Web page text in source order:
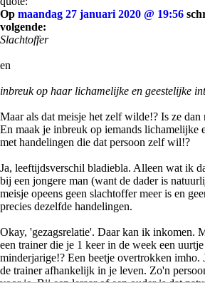
Op maandag 27 januari 2020 @ 19:56
volgende:
Slachtoffer
en
inbreuk op haar lichamelijke en geestelijke
Maar als dat meisje het zelf wilde!? Is ze dan
En maak je inbreuk op iemands lichamelijke
met handelingen die dat persoon zelf wil!?
Ja, leeftijdsverschil bladiebla. Alleen wat ik
bij een jongere man (want de dader is
meisje opeens geen slachtoffer meer is en
precies dezelfde handelingen.
Okay, 'gezagsrelatie'. Daar kan ik inkomen.
een trainer die je 1 keer in de week een
minderjarige!? Een beetje overtrokken imho.
de trainer afhankelijk in je leven. Zo'n
voor je. Bij een leraar of een ouder is dat